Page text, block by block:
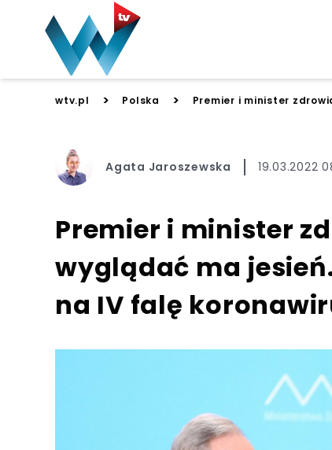
wtv.pl > Polska > Premier i minister
Agata Jaroszewska 19.03.2022
Premier i minister
wyglądać ma
na IV falę